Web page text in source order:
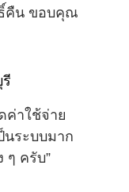
คืน ขอบคุณ
ค่าใช้จ่าย
นระบบมาก
ๆ ครับ”